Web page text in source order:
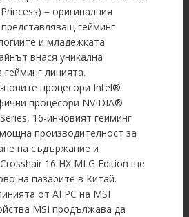
– оригиналния
гейминг
и младежката
внася уникална
линията.
новите процесори Intel®
процесори NVIDIA®
16-инчовият гейминг
производителност за
на съдържание и
16 HX MLG Edition ще
на пазарите в Китай.
от AI PC на MSI
MSI продължава да